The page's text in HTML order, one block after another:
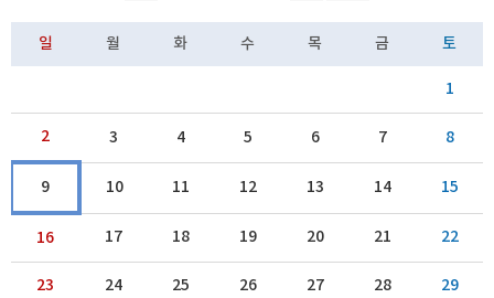
일 월 화 수 목 금 토
1
2 3 4 5 6 7 8
9 10 11 12 13 14 15
16 17 18 19 20 21 22
23 24 25 26 27 28 29